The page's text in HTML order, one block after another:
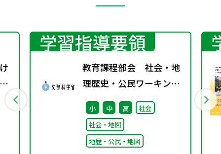
学習指導要領
教育課程部会 社会・地
理歴史・公民ワーキング
（第1回） 配付資料
小 中 高
社会
社会・地図
地歴・公民・地図